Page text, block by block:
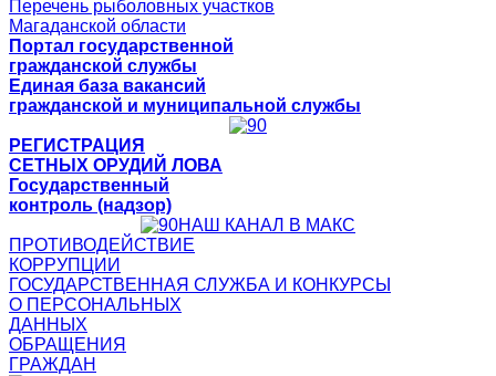
Перечень рыболовных участков
Магаданской области
Портал государственной
гражданской службы
Единая база вакансий
гражданской и муниципальной службы
РЕГИСТРАЦИЯ
СЕТНЫХ ОРУДИЙ ЛОВА
Государственный
контроль (надзор)
НАШ КАНАЛ В МАКС
ПРОТИВОДЕЙСТВИЕ
КОРРУПЦИИ
ГОСУДАРСТВЕННАЯ СЛУЖБА И КОНКУРСЫ
О ПЕРСОНАЛЬНЫХ
ДАННЫХ
ОБРАЩЕНИЯ
ГРАЖДАН